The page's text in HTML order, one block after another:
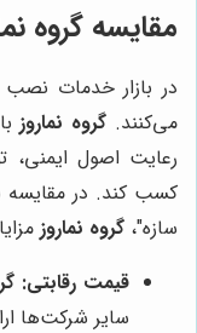
مقایسه گروه
در بازار خدمات
می‌کنند. گروه نماروز
رعایت اصول ایمنی،
کسب کند. در مقایسه
سازه"، گروه نماروز
قیمت رقابتی:
سایر شرکت‌ها